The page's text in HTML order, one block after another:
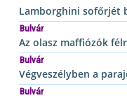
Lamborghini sofőrjét
Bulvár
Az olasz maffiózók
Bulvár
Végveszélyben a
Bulvár